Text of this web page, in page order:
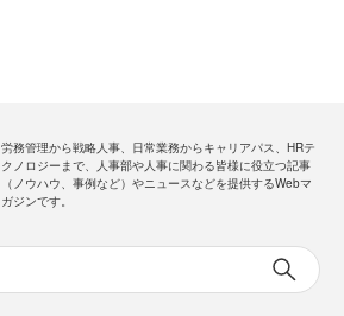
労務管理から戦略人事、日常業務からキャリアパス、HRテ
クノロジーまで、人事部や人事に関わる皆様に役立つ記事
（ノウハウ、事例など）やニュースなどを提供するWebマ
ガジンです。